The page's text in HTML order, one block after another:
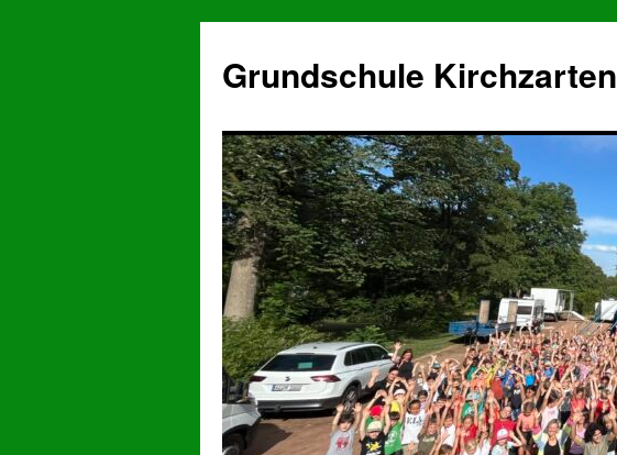
Grundschule Kirchzarten